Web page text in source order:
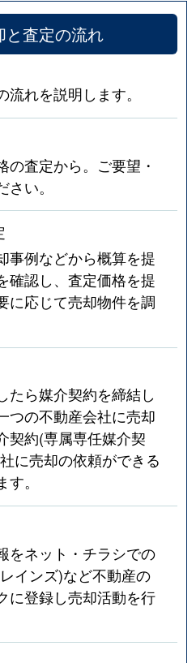
と査定の流れ
れを説明します。
の査定から。ご要望・
い。
事例などから概算を提
確認し、査定価格を提
に応じて売却物件を調
たら媒介契約を締結し
つの不動産会社に売却
契約(専属専任媒介契
に売却の依頼ができる
。
をネット・チラシでの
インズ)など不動産の
に登録し売却活動を行